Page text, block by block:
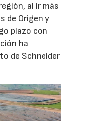
al ir más
de Origen y
plazo con
ha
de Schneider